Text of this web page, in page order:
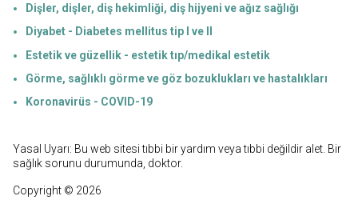
Dişler, dişler, diş hekimliği, diş hijyeni ve ağız sağlığı
Diyabet - Diabetes mellitus tip I ve II
Estetik ve güzellik - estetik tıp/medikal estetik
Görme, sağlıklı görme ve göz bozuklukları ve hastalıkları
Koronavirüs - COVID-19
Yasal Uyarı: Bu web sitesi tıbbi bir yardım veya tıbbi değildir alet. Bir
sağlık sorunu durumunda, doktor.
Copyright © 2026